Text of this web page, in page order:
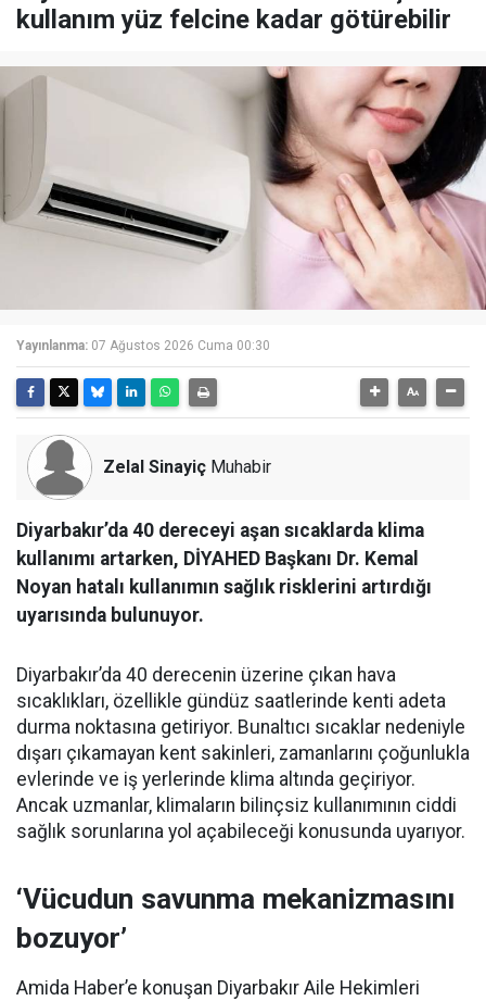
kullanım yüz felcine kadar götürebilir
Yayınlanma: 07 Ağustos 2026 Cuma 00:30
Zelal Sinayiç Muhabir
Diyarbakır’da 40 dereceyi aşan sıcaklarda klima
kullanımı artarken, DİYAHED Başkanı Dr. Kemal
Noyan hatalı kullanımın sağlık risklerini artırdığı
uyarısında bulunuyor.
Diyarbakır’da 40 derecenin üzerine çıkan hava
sıcaklıkları, özellikle gündüz saatlerinde kenti adeta
durma noktasına getiriyor. Bunaltıcı sıcaklar nedeniyle
dışarı çıkamayan kent sakinleri, zamanlarını çoğunlukla
evlerinde ve iş yerlerinde klima altında geçiriyor.
Ancak uzmanlar, klimaların bilinçsiz kullanımının ciddi
sağlık sorunlarına yol açabileceği konusunda uyarıyor.
‘Vücudun savunma mekanizmasını
bozuyor’
Amida Haber’e konuşan Diyarbakır Aile Hekimleri